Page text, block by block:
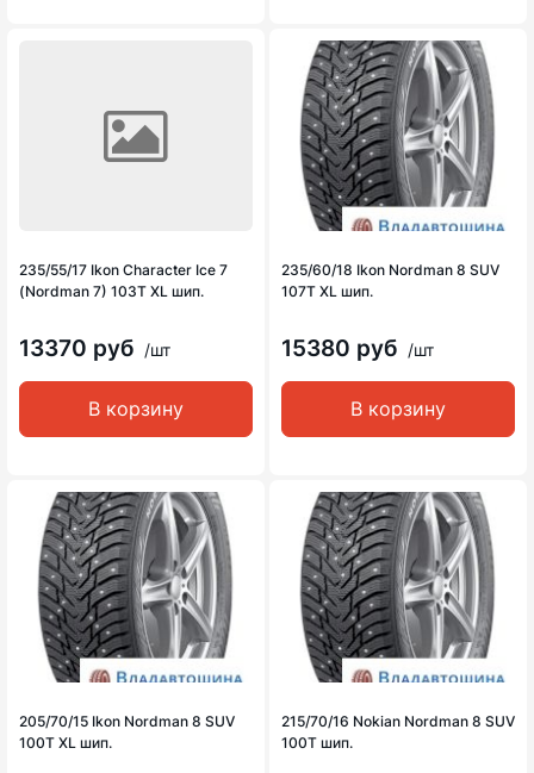
235/55/17 Ikon Character Ice 7
(Nordman 7) 103T XL шип.
13370 руб /шт
В корзину
235/60/18 Ikon Nordman 8 SUV
107T XL шип.
15380 руб /шт
В корзину
205/70/15 Ikon Nordman 8 SUV
100T XL шип.
215/70/16 Nokian Nordman 8 SUV
100T шип.